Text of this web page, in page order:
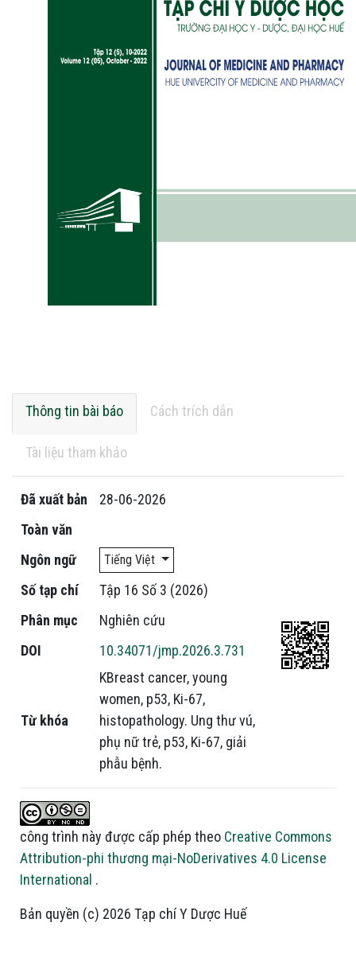
Thông tin bài báo Cách trích dẫn
Tài liệu tham khảo
Đã xuất bản
28-06-2026
Toàn văn
Ngôn ngữ
Tiếng Việt
Số tạp chí
Tập 16 Số 3 (2026)
Phân mục
Nghiên cứu
DOI
10.34071/jmp.2026.3.731
Từ khóa
KBreast cancer, young
women, p53, Ki-67,
histopathology. Ung thư vú,
phụ nữ trẻ, p53, Ki-67, giải
phẫu bệnh.
công trình này được cấp phép theo Creative Commons
Attribution-phi thương mại-NoDerivatives 4.0 License
International .
Bản quyền (c) 2026 Tạp chí Y Dược Huế